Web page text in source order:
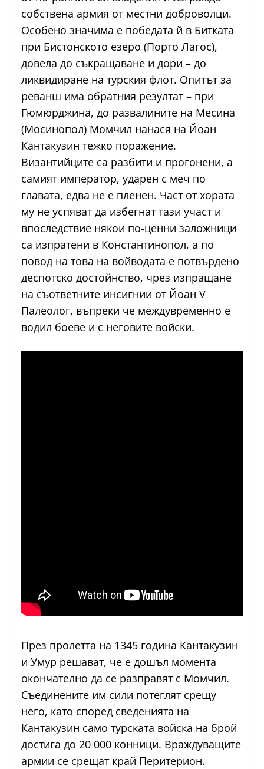
собствена армия от местни доброволци.
Особено значима е победата й в Битката
при Бистонското езеро (Порто Лагос),
довела до съкращаване и дори – до
ликвидиране на турския флот. Опитът за
реванш има обратния резултат – при
Гюмюрджина, до развалините на Месина
(Мосинопол) Момчил нанася на Йоан
Кантакузин тежко поражение.
Византийците са разбити и прогонени, а
самият император, ударен с меч по
главата, едва не е пленен. Част от хората
му не успяват да избегнат тази участ и
впоследствие някои по-ценни заложници
са изпратени в Константинопол, а по
повод на това на войводата е потвърдено
деспотско достойнство, чрез изпращане
на съответните инсигнии от Йоан V
Палеолог, въпреки че междувременно е
водил боеве и с неговите войски.
През пролетта на 1345 година Кантакузин
и Умур решават, че е дошъл момента
окончателно да се разправят с Момчил.
Съединените им сили потеглят срещу
него, като според сведенията на
Кантакузин само турската войска на брой
достига до 20 000 конници. Враждуващите
армии се срещат край Перитерион.